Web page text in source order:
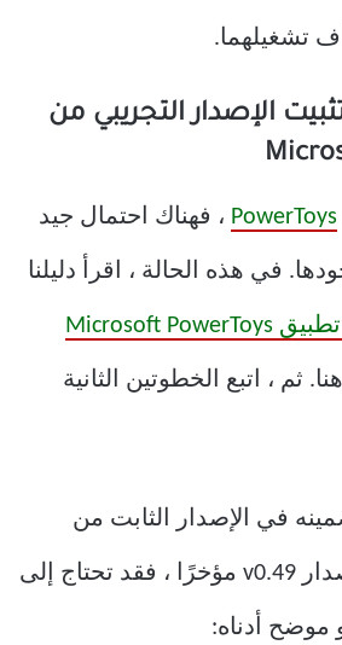
تشغيلهما.
الإصدار التجريبي من
PowerToys ، فهناك احتمال جيد
في هذه الحالة ، اقرأ دليلنا
كيفية تحديث تطبيق Microsoft PowerToys
هنا. ثم ، اتبع الخطوتين الثانية
في الإصدار الثابت من
PowerToys حتى إصدار v0.49 مؤخرًا ، فقد تحتاج إلى
موضح أدناه: